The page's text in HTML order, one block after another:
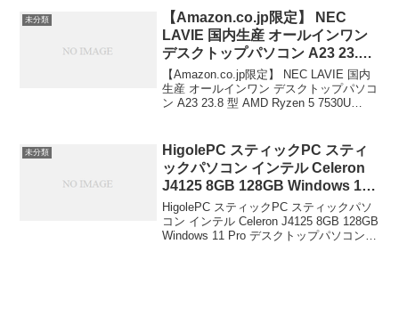
GMKtec ミニパソコン 2.5G有線
LANポート付き 静音性 2画面同時
出力 GMKtec ￥28,600
未分類
【Amazon.co.jp限定】 NEC
LAVIE 国内生産 オールインワン
デスクトップパソコン A23 23.8
型 AMD Ryzen 5 7530U 16GB
512GB SSD Office 搭載 DVD ブ
ラック Microsoft Office Home &
【Amazon.co.jp限定】 NEC LAVIE 国内
生産 オールインワン デスクトップパソコ
ン A23 23.8 型 AMD Ryzen 5 7530U
未分類
HigolePC スティックPC スティ
ックパソコン インテル Celeron
J4125 8GB 128GB Windows 11
Pro デスクトップパソコン フル機
能Type-C Wi-Fi 5 有線LAN
USB3.0 4K出力対応 ミニパソコ
HigolePC スティックPC スティックパソ
コン インテル Celeron J4125 8GB 128GB
Windows 11 Pro デスクトップパソコン